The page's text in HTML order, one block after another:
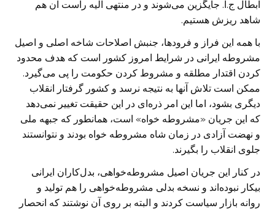
ابطال ج.ا. جایگزین می‌شوند و در منتهی الیه راست آن هم
شاهد ریزش هستیم.
با همه این فراز و فرودها، جنبش اصلاحات شاخه اصلی و اصیل
مشروطه ایرانی در شرایط امروز کشور است که هدف محدود
کردن اقتدار مطلقه و مشروط کردن حکومت را پی می‌گیرد.
ممکن است تلاش آنها به نتیجه نرسد و کشور گرفتار انقلاب
دیگری بشود، اما این امر ذره‌ای در این حقیقت تغییر نمی‌دهد
که این جریان «مشروطه خواه» است، همانطور که جبهه ملی
و نهضت آزادی در زمان شاه مشروطه خواه بودند و نتوانستند
جلوی انقلاب را بگیرند.
در کنار این جریان اصیل مشروطه‌خواهی، بدل‌کاران ایرانی
بیکار نبوده‌اند و نسخه بدلی مشروطه‌خواهی را هم تولید و
روانه بازار سیاست کردند و البته بر روی آن نوشتند که انحصار